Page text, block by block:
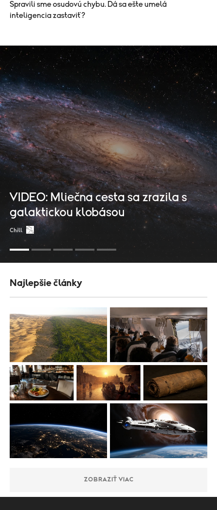
Spravili sme osudovú chybu. Dá sa ešte umelá
inteligencia zastaviť?
VIDEO: Mliečna cesta sa zrazila s
galaktickou klobásou
Chill
Najlepšie články
ZOBRAZIŤ VIAC